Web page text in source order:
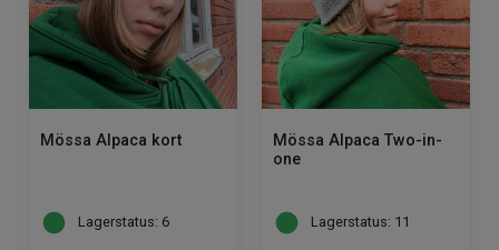
Mössa Alpaca kort
Lagerstatus: 6
Mössa Alpaca Two-in-
one
Lagerstatus: 11